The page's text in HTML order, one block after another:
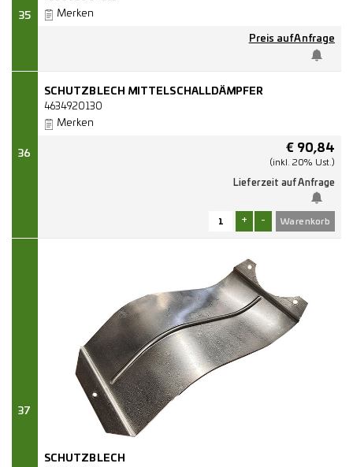
35 Merken
Preis auf Anfrage
36
SCHUTZBLECH MITTELSCHALLDÄMPFER
4634920130
Merken
€ 90,84
(inkl. 20% Ust.)
Lieferzeit auf Anfrage
+ -
37
SCHUTZBLECH